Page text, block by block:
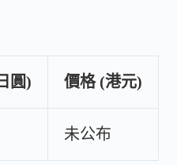
圓) 價格 (港元)
未公布